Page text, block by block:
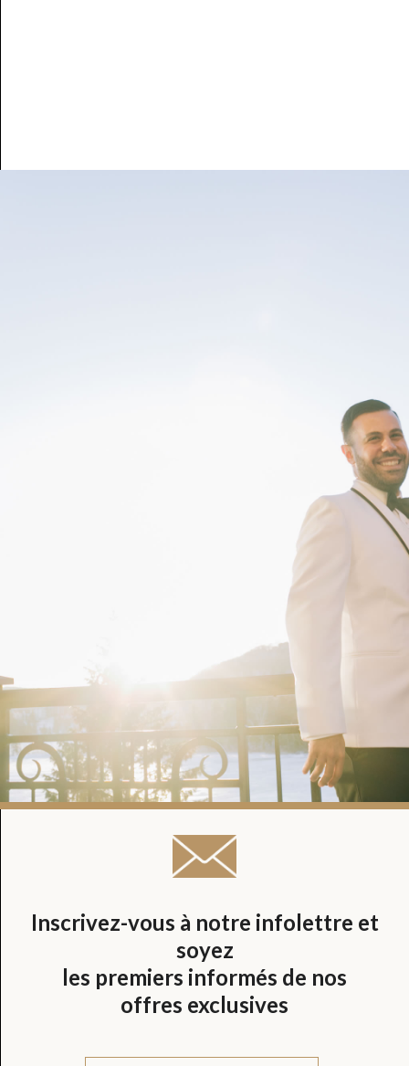
Inscrivez-vous à notre infolettre et
soyez
les premiers informés de nos
offres exclusives